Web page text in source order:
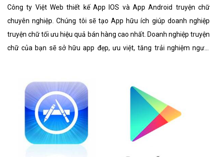
Công ty Việt Web thiết kế App IOS và App Android truyện chữ
chuyên nghiệp. Chúng tôi sẽ tạo App hữu ích giúp doanh nghiệp
truyện chữ tối ưu hiệu quả bán hàng cao nhất. Doanh nghiệp truyện
chữ của bạn sẽ sở hữu app đẹp, ưu việt, tăng trải nghiệm người